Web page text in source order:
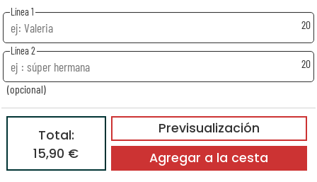
Línea 1
20
Línea 2
20
(opcional)
Previsualización
Total:
15,90 €
Agregar a la cesta